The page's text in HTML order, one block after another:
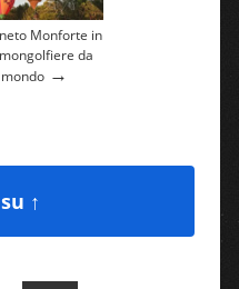
Monforte in
da
→
↑